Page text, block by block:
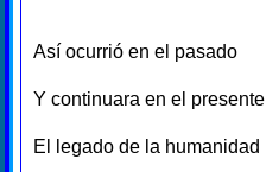
Así ocurrió en el pasado
Y continuara en el presente
El legado de la humanidad